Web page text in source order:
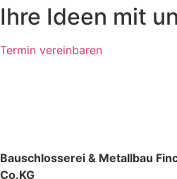
Ihre Ideen mit
Termin vereinbaren
Bauschlosserei & Metallbau
Co.KG